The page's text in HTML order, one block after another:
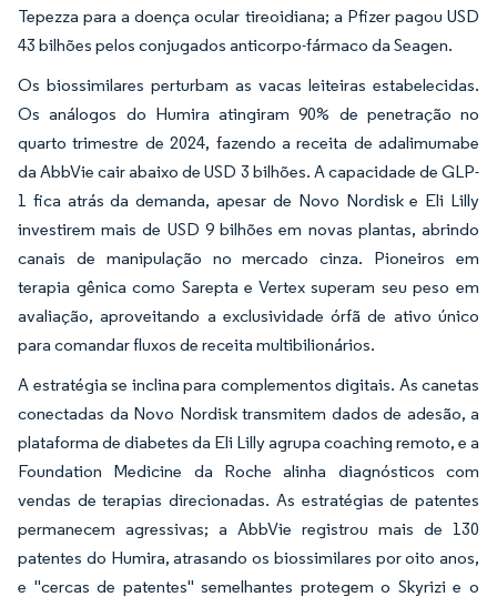
Tepezza para a doença ocular tireoidiana; a Pfizer pagou USD
43 bilhões pelos conjugados anticorpo-fármaco da Seagen.
Os biossimilares perturbam as vacas leiteiras estabelecidas.
Os análogos do Humira atingiram 90% de penetração no
quarto trimestre de 2024, fazendo a receita de adalimumabe
da AbbVie cair abaixo de USD 3 bilhões. A capacidade de GLP-
1 fica atrás da demanda, apesar de Novo Nordisk e Eli Lilly
investirem mais de USD 9 bilhões em novas plantas, abrindo
canais de manipulação no mercado cinza. Pioneiros em
terapia gênica como Sarepta e Vertex superam seu peso em
avaliação, aproveitando a exclusividade órfã de ativo único
para comandar fluxos de receita multibilionários.
A estratégia se inclina para complementos digitais. As canetas
conectadas da Novo Nordisk transmitem dados de adesão, a
plataforma de diabetes da Eli Lilly agrupa coaching remoto, e a
Foundation Medicine da Roche alinha diagnósticos com
vendas de terapias direcionadas. As estratégias de patentes
permanecem agressivas; a AbbVie registrou mais de 130
patentes do Humira, atrasando os biossimilares por oito anos,
e "cercas de patentes" semelhantes protegem o Skyrizi e o